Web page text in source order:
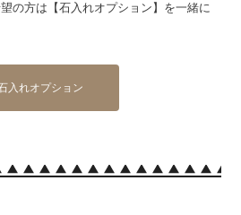
の方は【石入れオプション】を一緒に
入れオプション